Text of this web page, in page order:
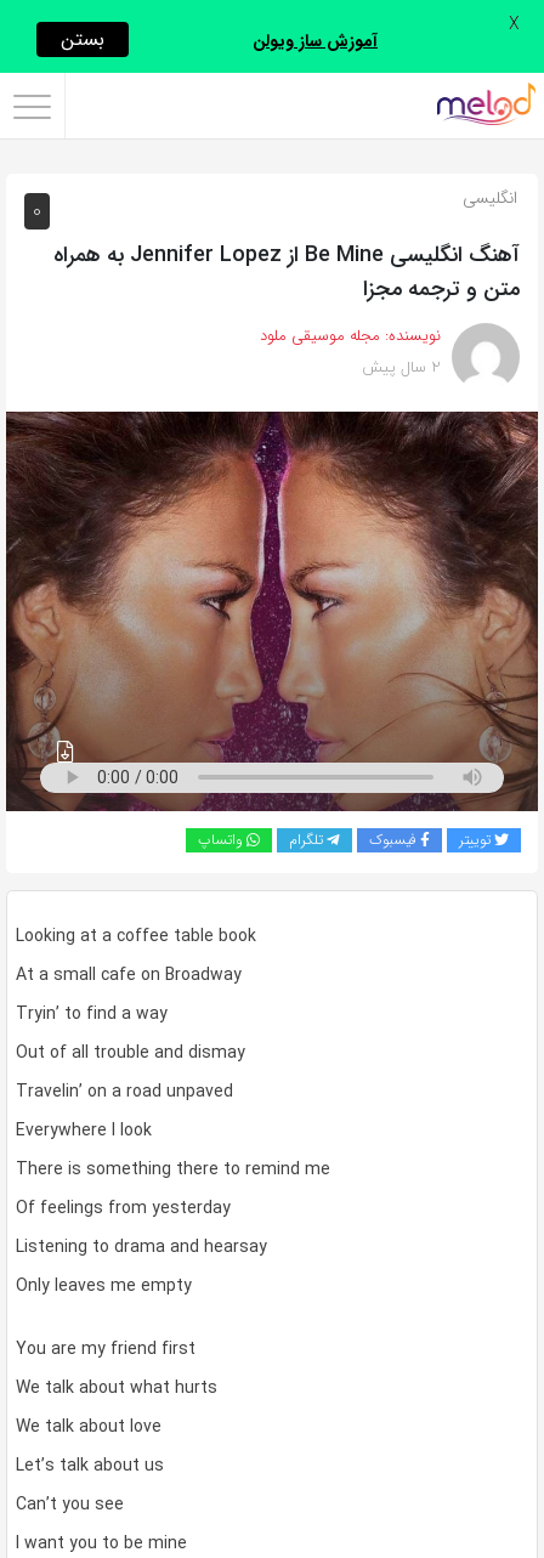
اشتراک
با
روش‌های
زیر
این
صفحه
را
با
دوستان
خود
به
اشتراک
بگذارید.
کپی
لینک
0 انگلیسی
آهنگ انگلیسی Be Mine از Jennifer Lopez به همراه
متن و ترجمه مجزا
نویسنده: مجله موسیقی ملود
2 سال پیش
توییتر فیسبوک تلگرام واتساپ
Looking at a coffee table book
At a small cafe on Broadway
Tryin’ to find a way
Out of all trouble and dismay
Travelin’ on a road unpaved
Everywhere I look
There is something there to remind me
Of feelings from yesterday
Listening to drama and hearsay
Only leaves me empty
You are my friend first
We talk about what hurts
We talk about love
Let’s talk about us
Can’t you see
I want you to be mine
آموزش ساز ویولن بستن X